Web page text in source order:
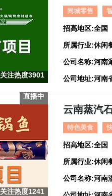
关注热度3901
同城零售
招高地区:全国
所属行业:休闲
公司名称:河南
关注热度1241
直播中
云南蒸汽
特色美食
招高地区:全国
所属行业:休闲
公司名称:河南